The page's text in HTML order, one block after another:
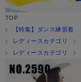
TOP
【特集】ダンス練習着
レディースカテゴリ
レディースカテゴリ